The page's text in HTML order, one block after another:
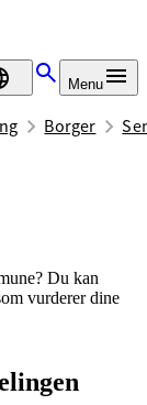
Menu
Borger
Du kan
vurderer dine